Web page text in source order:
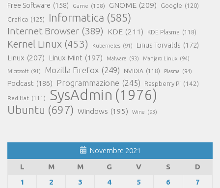
Free Software (158) Game (108) GNOME (209) Google (120)
Grafica (125) Informatica (585)
Internet Browser (389) KDE (211) KDE Plasma (118)
Kernel Linux (453) Kubernetes (91) Linus Torvalds (172)
Linux (207) Linux Mint (197) Malware (93) Manjaro Linux (94)
Microsoft (91) Mozilla Firefox (249) NVIDIA (118) Plasma (94)
Podcast (186) Programmazione (245) Raspberry Pi (142)
Red Hat (111) SysAdmin (1976)
Ubuntu (697) Windows (195) Wine (93)
Novembre 2021
L
M M G V S
D
1
2 3 4 5 6
7